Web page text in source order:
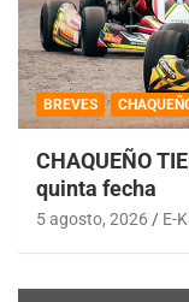
BREVES
CHAQUEÑO
quinta fecha
5 agosto, 2026 E-